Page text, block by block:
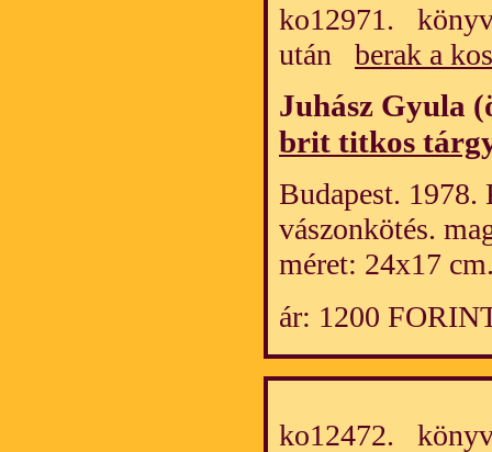
ko12971.
után berak a
Juhász Gyula
brit titkos
Budapest. 1978.
vászonkötés.
méret: 24x17
ár: 1200
ko12472.